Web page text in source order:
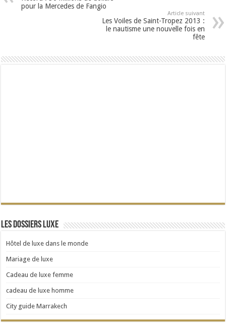
pour la Mercedes de Fangio
Article suivant
Les Voiles de Saint-Tropez 2013 :
le nautisme une nouvelle fois en
fête
Les dossiers Luxe
Hôtel de luxe dans le monde
Mariage de luxe
Cadeau de luxe femme
cadeau de luxe homme
City guide Marrakech